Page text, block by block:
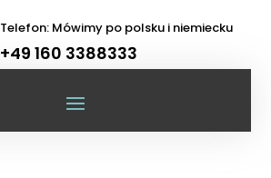
Telefon: Mówimy po polsku i niemiecku
+49 160 3388333